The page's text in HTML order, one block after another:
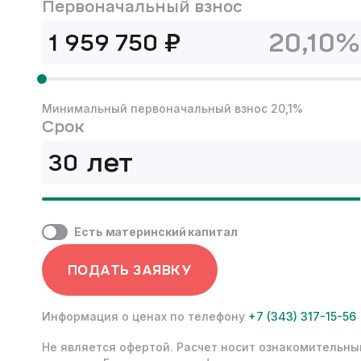
Первоначальный взнос
₽ 20,10%
Минимальный первоначальный взнос 20,1%
Срок
лет
Есть материнский капитал
ПОДАТЬ ЗАЯВКУ
Информация о ценах по телефону +7 (343) 317-15-56
Не является офертой. Расчет носит